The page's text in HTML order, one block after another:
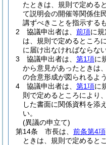
たときは、規則で定める
て説明会の開催等関係住
講ずべきことを指示する
2
協議申出者は、 前項に
は、規則で定めるところ
に届け出なければならない
3
協議申出者は、 第1項に
から意見があったときは
の合意形成が図られるよ
4
協議申出者は、 第1項に
則で定めるところにより
した書面に関係資料を添
い。
(異議の申立て)
第14条
市長は、 前条第4項
ときは、規則で定めると